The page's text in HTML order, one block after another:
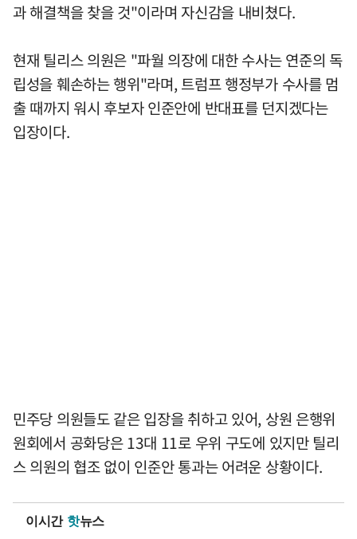
과 해결책을 찾을 것"이라며 자신감을 내비쳤다.
현재 틸리스 의원은 "파월 의장에 대한 수사는 연준의 독
립성을 훼손하는 행위"라며, 트럼프 행정부가 수사를 멈
출 때까지 워시 후보자 인준안에 반대표를 던지겠다는
입장이다.
민주당 의원들도 같은 입장을 취하고 있어, 상원 은행위
원회에서 공화당은 13대 11로 우위 구도에 있지만 틸리
스 의원의 협조 없이 인준안 통과는 어려운 상황이다.
이시간 핫뉴스